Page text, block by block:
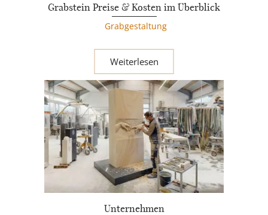
Grabstein Preise & Kosten im Überblick
Grabgestaltung
Weiterlesen
Unternehmen